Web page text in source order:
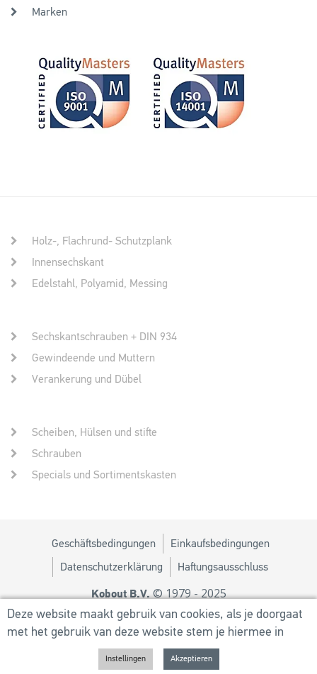
Deze website maakt gebruik van cookies, als je doorgaat
met het gebruik van deze website stem je hiermee in
Marken
Holz-, Flachrund- Schutzplank
Innensechskant
Edelstahl, Polyamid, Messing
Sechskantschrauben + DIN 934
Gewindeende und Muttern
Verankerung und Dübel
Scheiben, Hülsen und stifte
Schrauben
Specials und Sortimentskasten
Geschäftsbedingungen Einkaufsbedingungen
Datenschutzerklärung Haftungsausschluss
Kobout B.V.© 1979 - 2025
Design von MM
Powered byUtilize Business Solutions BV